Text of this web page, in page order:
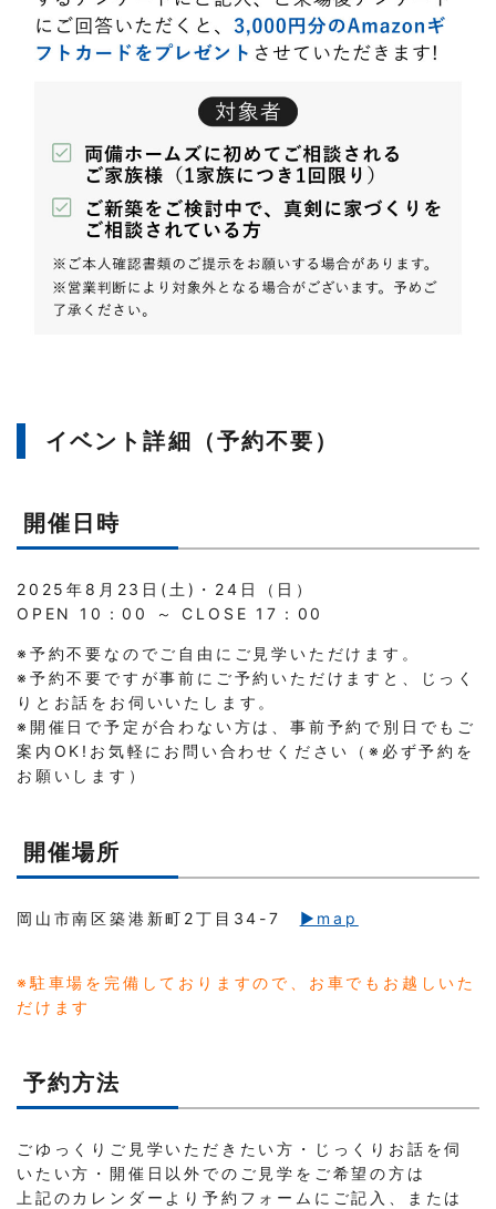
イベント詳細（予約不要）
開催日時
2025年8月23日(土)・24日（日）
OPEN 10：00 ～ CLOSE 17：00
※予約不要なのでご自由にご見学いただけます。
※予約不要ですが事前にご予約いただけますと、じっく
りとお話をお伺いいたします。
※開催日で予定が合わない方は、事前予約で別日でもご
案内OK!お気軽にお問い合わせください（※必ず予約を
お願いします）
開催場所
岡山市南区築港新町2丁目34-7 ▶︎map
※駐車場を完備しておりますので、お車でもお越しいた
だけます
予約方法
ごゆっくりご見学いただきたい方・じっくりお話を伺
いたい方・開催日以外でのご見学をご希望の方は
上記のカレンダーより予約フォームにご記入、または